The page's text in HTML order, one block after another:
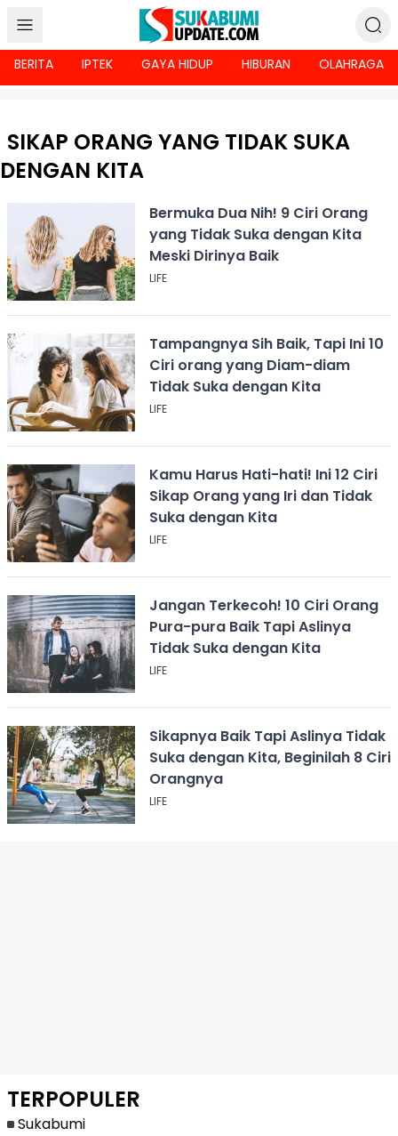
BERITA IPTEK GAYA HIDUP HIBURAN OLAHRAGA
SIKAP ORANG YANG TIDAK SUKA
DENGAN KITA
Bermuka Dua Nih! 9 Ciri Orang
yang Tidak Suka dengan Kita
Meski Dirinya Baik
LIFE
Tampangnya Sih Baik, Tapi Ini 10
Ciri orang yang Diam-diam
Tidak Suka dengan Kita
LIFE
Kamu Harus Hati-hati! Ini 12 Ciri
Sikap Orang yang Iri dan Tidak
Suka dengan Kita
LIFE
Jangan Terkecoh! 10 Ciri Orang
Pura-pura Baik Tapi Aslinya
Tidak Suka dengan Kita
LIFE
Sikapnya Baik Tapi Aslinya Tidak
Suka dengan Kita, Beginilah 8 Ciri
Orangnya
LIFE
TERPOPULER
Sukabumi